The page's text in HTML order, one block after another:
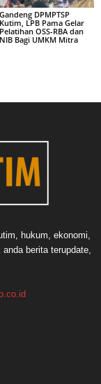
Gandeng DPMPTSP
Kutim, LPB Pama Gelar
Pelatihan OSS-RBA dan
NIB Bagi UMKM Mitra
hukum, ekonomi,
berita terupdate,